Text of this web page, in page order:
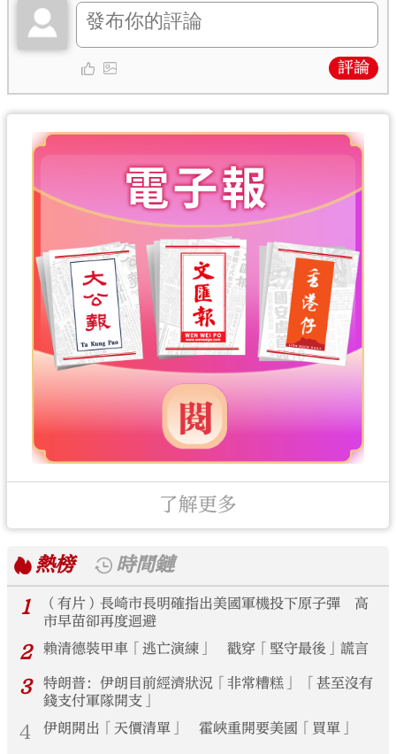
評論
了解更多
熱榜
時間鏈
1
（有片）長崎市長明確指出美國軍機投下原子彈 高
市早苗卻再度迴避
2 賴清德裝甲車「逃亡演練」 戳穿「堅守最後」謊言
3
特朗普：伊朗目前經濟狀況「非常糟糕」 「甚至沒有
錢支付軍隊開支」
4 伊朗開出「天價清單」 霍峽重開要美國「買單」